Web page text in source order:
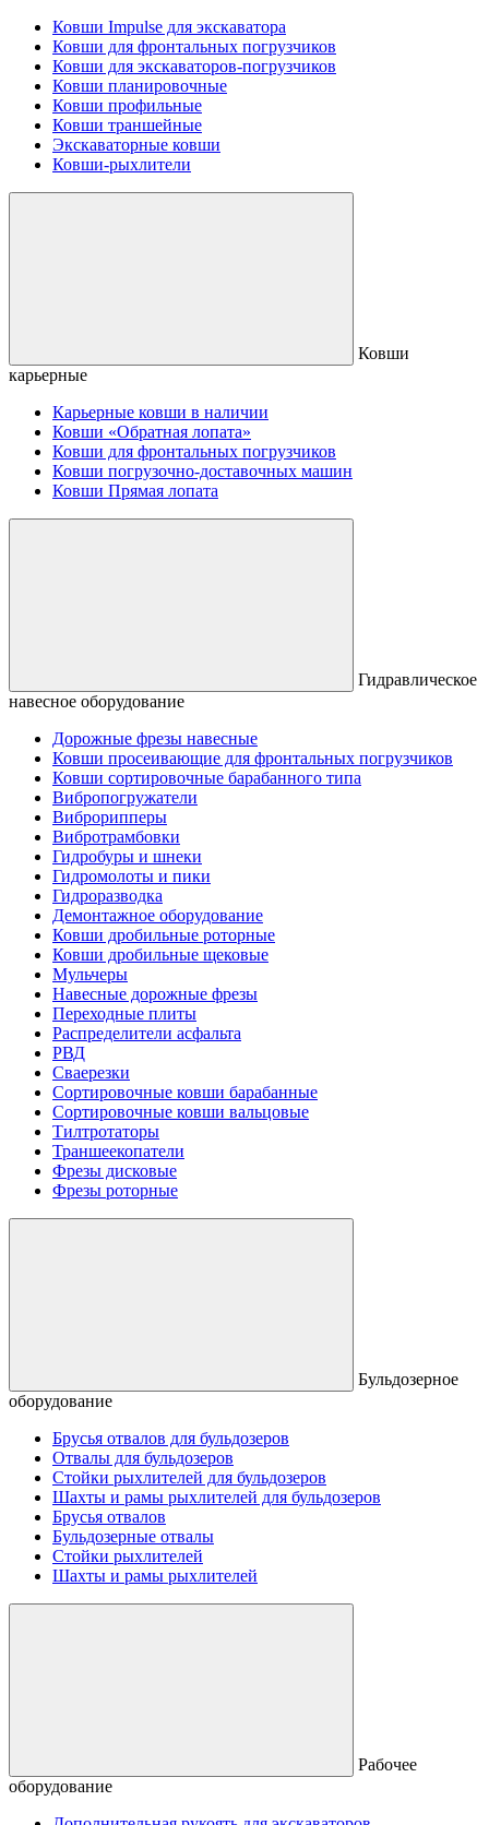
Ковши Impulse для экскаватора
Ковши для фронтальных погрузчиков
Ковши для экскаваторов-погрузчиков
Ковши планировочные
Ковши профильные
Ковши траншейные
Экскаваторные ковши
Ковши-рыхлители
Ковши
карьерные
Карьерные ковши в наличии
Ковши «Обратная лопата»
Ковши для фронтальных погрузчиков
Ковши погрузочно-доставочных машин
Ковши Прямая лопата
Гидравлическое
навесное оборудование
Дорожные фрезы навесные
Ковши просеивающие для фронтальных погрузчиков
Ковши сортировочные барабанного типа
Вибропогружатели
Виброрипперы
Вибротрамбовки
Гидробуры и шнеки
Гидромолоты и пики
Гидроразводка
Демонтажное оборудование
Ковши дробильные роторные
Ковши дробильные щековые
Мульчеры
Навесные дорожные фрезы
Переходные плиты
Распределители асфальта
РВД
Сваерезки
Сортировочные ковши барабанные
Сортировочные ковши вальцовые
Тилтротаторы
Траншеекопатели
Фрезы дисковые
Фрезы роторные
Бульдозерное
оборудование
Брусья отвалов для бульдозеров
Отвалы для бульдозеров
Стойки рыхлителей для бульдозеров
Шахты и рамы рыхлителей для бульдозеров
Брусья отвалов
Бульдозерные отвалы
Стойки рыхлителей
Шахты и рамы рыхлителей
Рабочее
оборудование